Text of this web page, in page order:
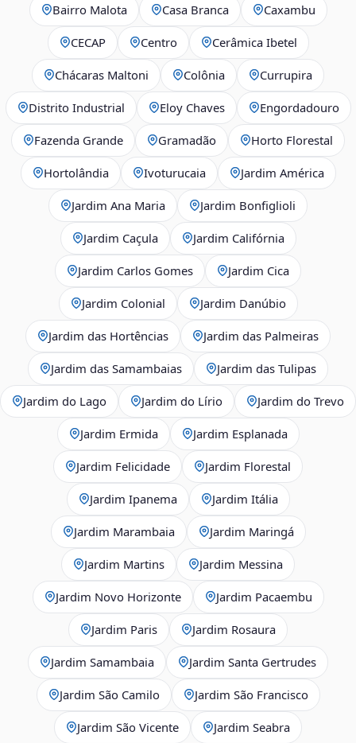
Bairro Malota Casa Branca Caxambu
CECAP Centro Cerâmica Ibetel
Chácaras Maltoni Colônia Currupira
Distrito Industrial Eloy Chaves Engordadouro
Fazenda Grande Gramadão Horto Florestal
Hortolândia Ivoturucaia Jardim América
Jardim Ana Maria Jardim Bonfiglioli
Jardim Caçula Jardim Califórnia
Jardim Carlos Gomes Jardim Cica
Jardim Colonial Jardim Danúbio
Jardim das Hortências Jardim das Palmeiras
Jardim das Samambaias Jardim das Tulipas
Jardim do Lago Jardim do Lírio Jardim do Trevo
Jardim Ermida Jardim Esplanada
Jardim Felicidade Jardim Florestal
Jardim Ipanema Jardim Itália
Jardim Marambaia Jardim Maringá
Jardim Martins Jardim Messina
Jardim Novo Horizonte Jardim Pacaembu
Jardim Paris Jardim Rosaura
Jardim Samambaia Jardim Santa Gertrudes
Jardim São Camilo Jardim São Francisco
Jardim São Vicente Jardim Seabra